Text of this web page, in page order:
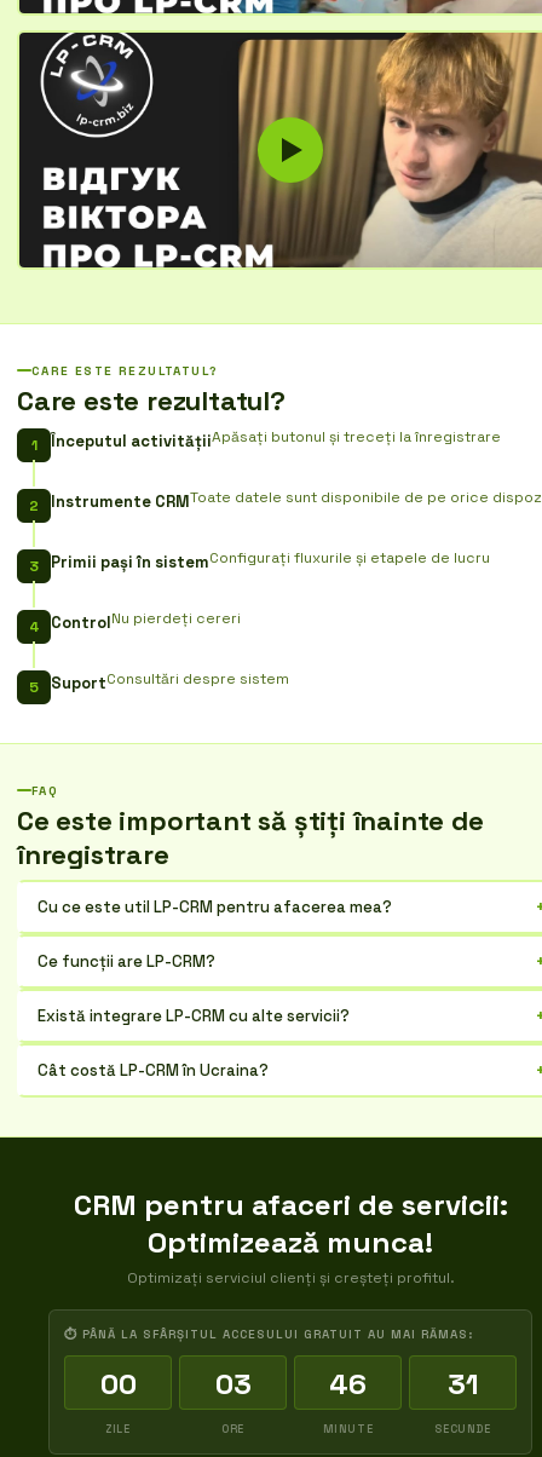
CARE ESTE REZULTATUL?
Care este rezultatul?
Începutul activitățiiApăsați butonul și treceți la înregistrare
Instrumente CRMToate datele sunt disponibile de pe orice
Primii pași în sistemConfigurați fluxurile și etapele de lucru
ControlNu pierdeți cereri
SuportConsultări despre sistem
FAQ
Ce este important să știți înainte de
înregistrare
Cu ce este util LP-CRM pentru afacerea mea?
crește vânzările.
Ce funcții are LP-CRM?
faq_answer3 - Da, cu telefonie, e-mail, mesagerie și alte platforme
populare.
Există integrare LP-CRM cu alte servicii?
Cât costă LP-CRM în Ucraina?
Contactați-ne pentru o estimare.
CRM pentru afaceri de servicii:
Optimizează munca!
Optimizați serviciul clienți și creșteți profitul.
⏱ PÂNĂ LA SFÂRȘITUL ACCESULUI GRATUIT AU MAI RĂMAS:
00
ZILE
03
ORE
46
MINUTE
30
SECUNDE